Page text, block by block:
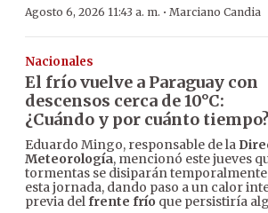
Agosto 6, 2026 11:43 a. m. · Marciano Candia
Nacionales
El frío vuelve a Paraguay con
descensos cerca de 10°C:
¿Cuándo y por cuánto tiempo?
Eduardo Mingo, responsable de la
Meteorología, mencionó este jueves
tormentas se disiparán
esta jornada, dando paso a un calor
previa delfrente frío que persistiría